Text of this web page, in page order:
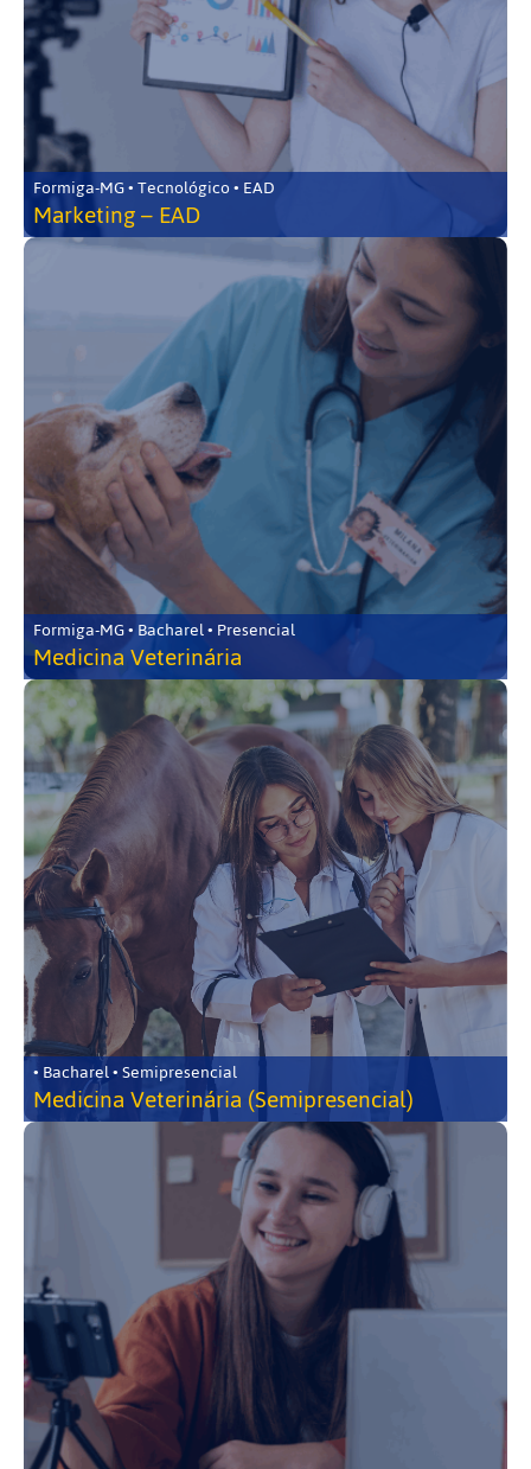
Formiga-MG • Tecnológico • EAD
Marketing – EAD
Formiga-MG • Bacharel • Presencial
Medicina Veterinária
• Bacharel • Semipresencial
Medicina Veterinária (Semipresencial)